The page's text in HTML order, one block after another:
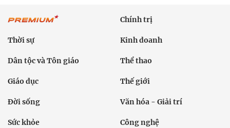
Chính trị
Thời sự Kinh doanh
Dân tộc và Tôn giáo Thể thao
Giáo dục Thế giới
Đời sống Văn hóa - Giải trí
Sức khỏe Công nghệ